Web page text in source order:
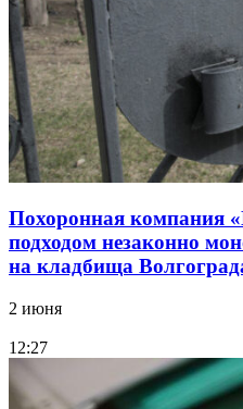
Похоронная компания
подходом незаконно
на кладбища
2 июня
12:27